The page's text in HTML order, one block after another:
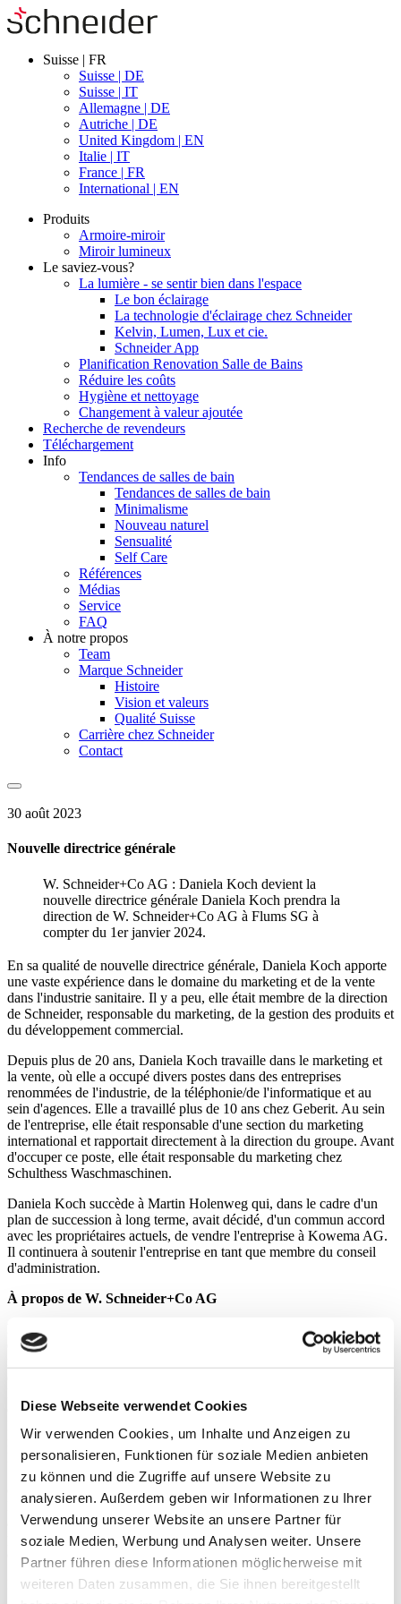
Diese Webseite verwendet Cookies
Wir verwenden Cookies, um Inhalte und Anzeigen zu
personalisieren, Funktionen für soziale Medien anbieten
zu können und die Zugriffe auf unsere Website zu
analysieren. Außerdem geben wir Informationen zu Ihrer
Verwendung unserer Website an unsere Partner für
soziale Medien, Werbung und Analysen weiter. Unsere
Partner führen diese Informationen möglicherweise mit
weiteren Daten zusammen, die Sie ihnen bereitgestellt
Suisse | FR
Suisse | DE
Suisse | IT
Allemagne | DE
Autriche | DE
United Kingdom | EN
Italie | IT
France | FR
International | EN
Produits
Armoire-miroir
Miroir lumineux
Le saviez-vous?
La lumière - se sentir bien dans l'espace
Le bon éclairage
La technologie d'éclairage chez Schneider
Kelvin, Lumen, Lux et cie.
Schneider App
Planification Renovation Salle de Bains
Réduire les coûts
Hygiène et nettoyage
Changement à valeur ajoutée
Recherche de revendeurs
Téléchargement
Info
Tendances de salles de bain
Tendances de salles de bain
Minimalisme
Nouveau naturel
Sensualité
Self Care
Références
Médias
Service
FAQ
À notre propos
Team
Marque Schneider
Histoire
Vision et valeurs
Qualité Suisse
Carrière chez Schneider
Contact
30 août 2023
Nouvelle directrice générale
W. Schneider+Co AG : Daniela Koch devient la
nouvelle directrice générale Daniela Koch prendra la
direction de W. Schneider+Co AG à Flums SG à
compter du 1er janvier 2024.
En sa qualité de nouvelle directrice générale, Daniela Koch apporte
une vaste expérience dans le domaine du marketing et de la vente
dans l'industrie sanitaire. Il y a peu, elle était membre de la direction
de Schneider, responsable du marketing, de la gestion des produits et
du développement commercial.
Depuis plus de 20 ans, Daniela Koch travaille dans le marketing et
la vente, où elle a occupé divers postes dans des entreprises
renommées de l'industrie, de la téléphonie/de l'informatique et au
sein d'agences. Elle a travaillé plus de 10 ans chez Geberit. Au sein
de l'entreprise, elle était responsable d'une section du marketing
international et rapportait directement à la direction du groupe. Avant
d'occuper ce poste, elle était responsable du marketing chez
Schulthess Waschmaschinen.
Daniela Koch succède à Martin Holenweg qui, dans le cadre d'un
plan de succession à long terme, avait décidé, d'un commun accord
avec les propriétaires actuels, de vendre l'entreprise à Kowema AG.
Il continuera à soutenir l'entreprise en tant que membre du conseil
d'administration.
À propos de W. Schneider+Co AG
Depuis plus de 70 ans, la société W. Schneider+Co AG
(www.wschneider.com) est synonyme d'armoires-miroirs et de
devenir le leader du marché des armoires-miroirs et des miroirs
lumineux durables fabriqués avec des matériaux de haute qualité et
répondant à des exigences élevées en matière de conception.
L'entreprise dessert également des marchés sélectionnés en Europe.
Schneider produit ses armoires-miroirs et ses miroirs lumineux
exclusivement en Suisse, dans sa propre usine située à Flums (SG).
L'entreprise emploie environ 80 collaborateurs. À ce jour, Schneider
a conçu et fabriqué plus de trois millions d'armoires-miroirs dans sa
propre usine en Suisse. L'entreprise fait partie du groupe Kowema
depuis juillet 2023 (www.kowema.ch).
Pour toutes questions :